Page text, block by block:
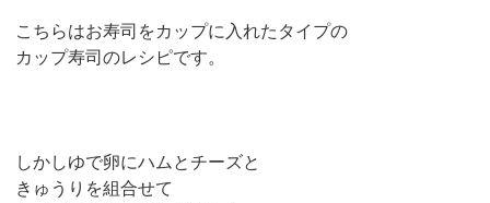
こちらはお寿司をカップに入れたタイプの
カップ寿司のレシピです。
しかしゆで卵にハムとチーズと
きゅうりを組合せて